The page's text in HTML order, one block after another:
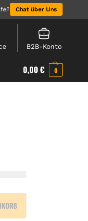
Chat über Uns
B2B-Konto
0,00 € 0